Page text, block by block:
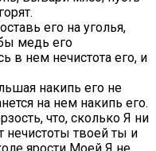
его на уголья,
медь его
в нем нечистота его, и
накипь его не
на нем накипь его.
что, сколько Я ни
нечистоты твоей ты и